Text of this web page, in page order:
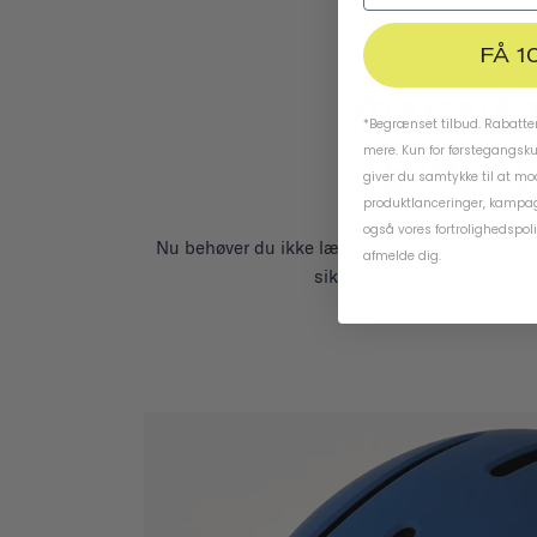
Nu behøver du ikke længere græde over klemt
sikkerhedstestede
FÅ
*Begrænset tilbud.
mere. Kun for
giver du samtykke til at
produktlanceringer,
også vores
afmelde dig.